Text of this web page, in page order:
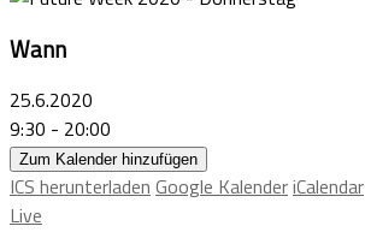
Wann
25.6.2020
9:30 - 20:00
Zum Kalender hinzufügen
ICS herunterladen Google KalenderiCalendar
Live